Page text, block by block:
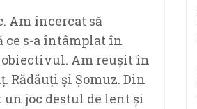
Am încercat să
ce s-a întâmplat în
Am reușit în
Rădăuți și Șomuz. Din
joc destul de lent și